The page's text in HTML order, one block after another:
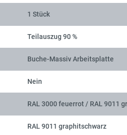
1 Stück
Teilauszug 90 %
Buche-Massiv Arbeitsplatte
Nein
RAL 3000 feuerrot / RAL 9011
RAL 9011 graphitschwarz